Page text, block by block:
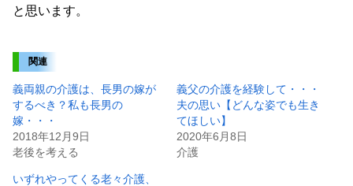
と思います。
関連
義両親の介護は、長男の嫁が
するべき？私も長男の
嫁・・・
2018年12月9日
老後を考える
義父の介護を経験して・・・
夫の思い【どんな姿でも生き
てほしい】
2020年6月8日
介護
いずれやってくる老々介護、